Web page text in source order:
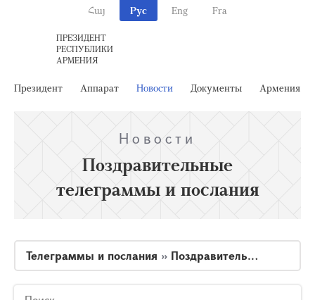
Հայ Рус Eng Fra
ПРЕЗИДЕНТ
РЕСПУБЛИКИ
АРМЕНИЯ
Президент Аппарат Новости Документы Армения
Новости
Поздравительные
телеграммы и послания
Телеграммы и послания » Поздравительные телеграммы и послания